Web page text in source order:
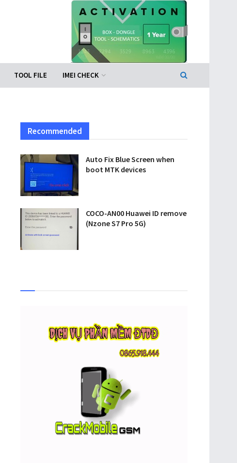
TOOL FILE IMEI CHECK
Recommended
Auto Fix Blue Screen when
boot MTK devices
COCO-AN00 Huawei ID remove
(Nzone S7 Pro 5G)